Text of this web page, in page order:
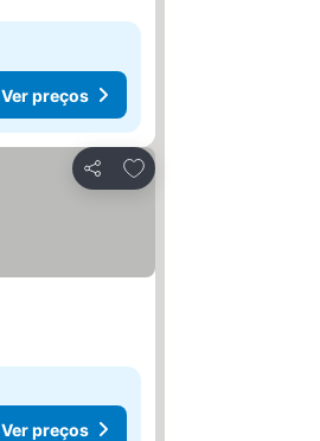
Ver preços
Partilhar
Adicionar aos favoritos
Ver preços